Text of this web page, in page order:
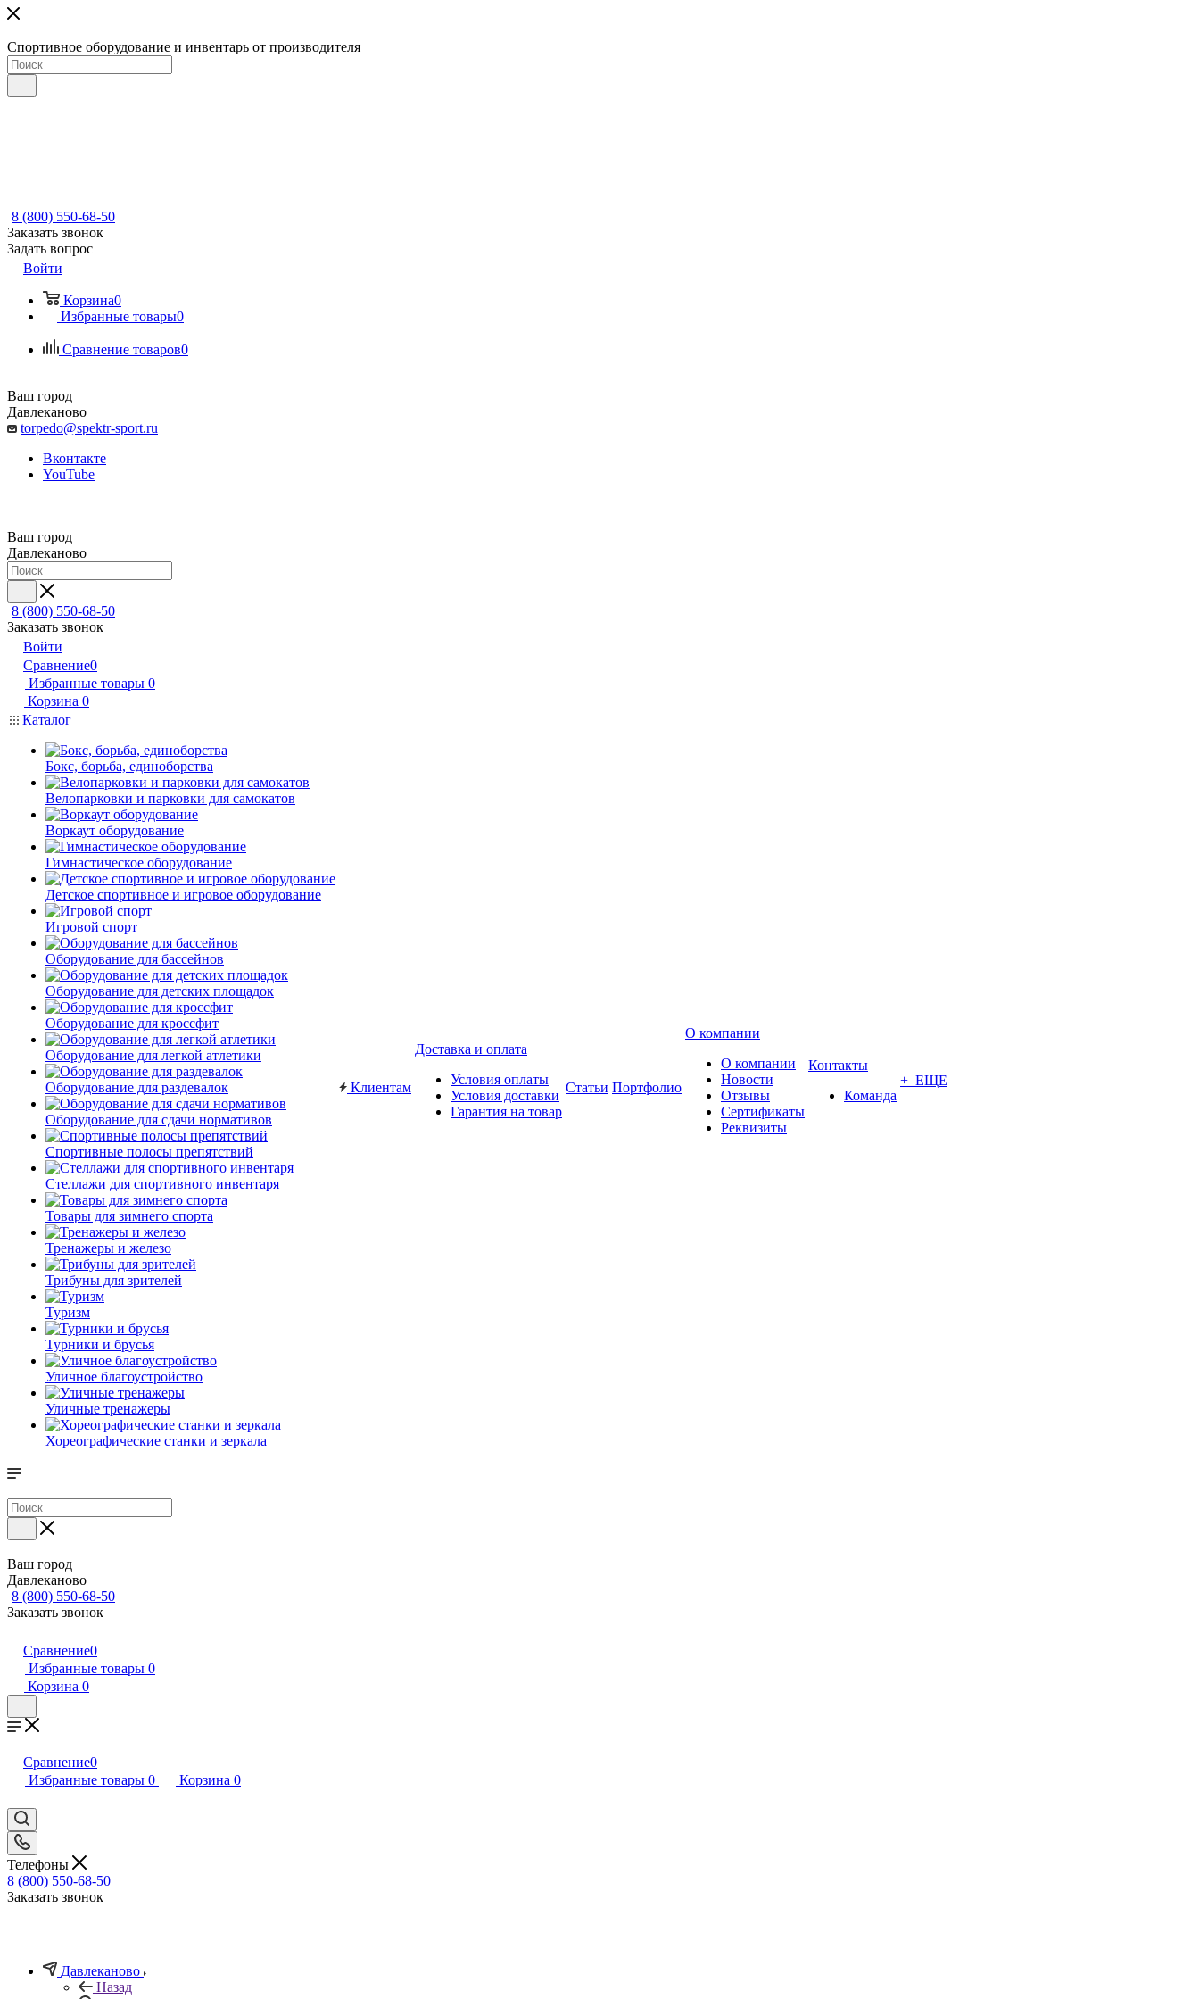
Спортивное оборудование и инвентарь от производителя
8 (800) 550-68-50
Заказать звонок
Задать вопрос
Войти
Корзина0
Избранные товары0
Сравнение товаров0
Ваш город
Давлеканово
torpedo@spektr-sport.ru
Вконтакте
YouTube
Ваш город
Давлеканово
8 (800) 550-68-50
Заказать звонок
Войти
Сравнение0
Избранные товары 0
Корзина 0
Каталог
Бокс, борьба, единоборства
Велопарковки и парковки для самокатов
Воркаут оборудование
Гимнастическое оборудование
Детское спортивное и игровое оборудование
Игровой спорт
Оборудование для бассейнов
Оборудование для детских площадок
Оборудование для кроссфит
Оборудование для легкой атлетики
Оборудование для раздевалок
Оборудование для сдачи нормативов
Спортивные полосы препятствий
Стеллажи для спортивного инвентаря
Товары для зимнего спорта
Тренажеры и железо
Трибуны для зрителей
Туризм
Турники и брусья
Уличное благоустройство
Уличные тренажеры
Хореографические станки и зеркала
Клиентам
Доставка и оплата
Условия оплаты
Условия доставки
Гарантия на товар
Статьи Портфолио
О компании
О компании
Новости
Отзывы
Сертификаты
Реквизиты
Контакты
Команда
+ ЕЩЕ
Ваш город
Давлеканово
8 (800) 550-68-50
Заказать звонок
Сравнение0
Избранные товары 0
Корзина 0
Сравнение0
Избранные товары 0 Корзина 0
Телефоны
8 (800) 550-68-50
Заказать звонок
Давлеканово
Назад